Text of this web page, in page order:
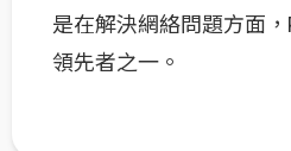
是在解決網絡問題方面
領先者之一。